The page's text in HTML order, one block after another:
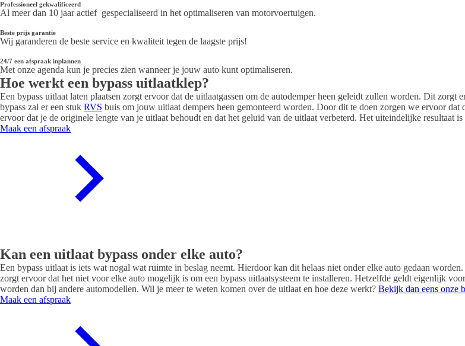
Professioneel gekwalificeerd
Al meer dan 10 jaar actief gespecialiseerd in het optimaliseren van motorvoertuigen.
Beste prijs garantie
Wij garanderen de beste service en kwaliteit tegen de laagste prijs!
24/7 een afspraak inplannen
Met onze agenda kun je precies zien wanneer je jouw auto kunt optimaliseren.
Hoe werkt een bypass uitlaatklep?
Een bypass uitlaat laten plaatsen zorgt ervoor dat de uitlaatgassen om de autodemper heen geleidt zullen worden. Dit
bypass zal er een stuk RVS buis om jouw uitlaat dempers heen gemonteerd worden. Door dit te doen zorgen we ervoor
ervoor dat je de originele lengte van je uitlaat behoudt en dat het geluid van de uitlaat verbeterd. Het uiteindelijke resultaat
Maak een afspraak
Kan een uitlaat bypass onder elke auto?
Een bypass uitlaat is iets wat nogal wat ruimte in beslag neemt. Hierdoor kan dit helaas niet onder elke auto gedaan
zorgt ervoor dat het niet voor elke auto mogelijk is om een bypass uitlaatsysteem te installeren. Hetzelfde geldt eigenlijk
worden dan bij andere automodellen. Wil je meer te weten komen over de uitlaat en hoe deze werkt? Bekijk dan eens onze
Maak een afspraak